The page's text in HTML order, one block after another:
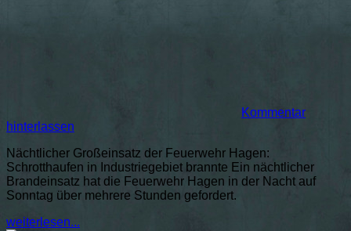
Kommentar
hinterlassen
Nächtlicher Großeinsatz der Feuerwehr Hagen:
Schrotthaufen in Industriegebiet brannte Ein nächtlicher
Brandeinsatz hat die Feuerwehr Hagen in der Nacht auf
Sonntag über mehrere Stunden gefordert.
weiterlesen...